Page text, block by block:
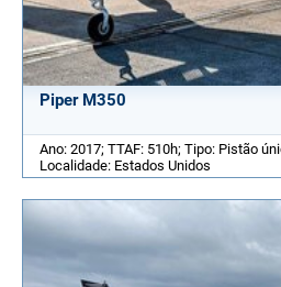
Piper M350
Ano: 2017; TTAF: 510h; Tipo: Pistão
Localidade: Estados Unidos